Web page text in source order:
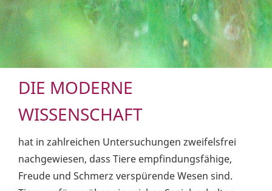
DIE MODERNE
WISSENSCHAFT
hat in zahlreichen Untersuchungen zweifelsfrei
nachgewiesen, dass Tiere empfindungsfähige,
Freude und Schmerz verspürende Wesen sind.